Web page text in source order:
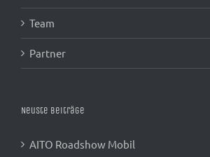
Team
Partner
Neuste Beiträge
AITO Roadshow Mobil